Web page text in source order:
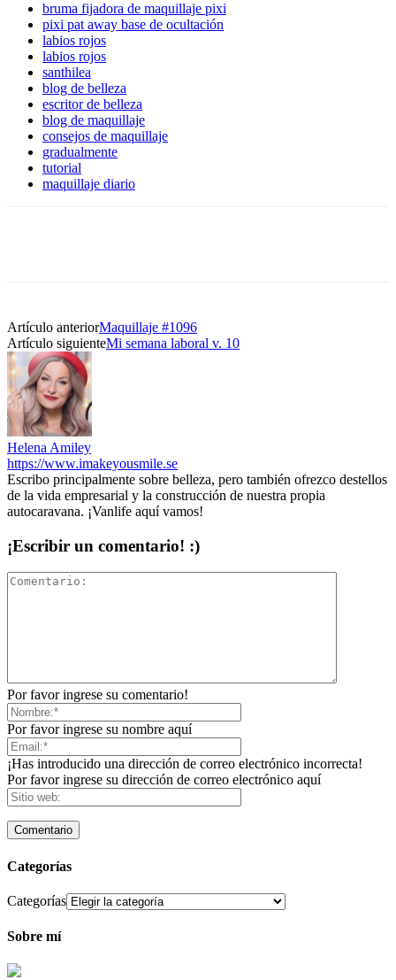
bruma fijadora de maquillaje pixi
pixi pat away base de ocultación
labios rojos
labios rojos
santhilea
blog de belleza
escritor de belleza
blog de maquillaje
consejos de maquillaje
gradualmente
tutorial
maquillaje diario
Artículo anteriorMaquillaje #1096
Artículo siguienteMi semana laboral v. 10
Helena Amiley
https://www.imakeyousmile.se
Escribo principalmente sobre belleza, pero también ofrezco destellos
de la vida empresarial y la construcción de nuestra propia
autocaravana. ¡Vanlife aquí vamos!
¡Escribir un comentario! :)
Por favor ingrese su comentario!
Por favor ingrese su nombre aquí
¡Has introducido una dirección de correo electrónico incorrecta!
Por favor ingrese su dirección de correo electrónico aquí
Categorías
Categorías
Sobre mí